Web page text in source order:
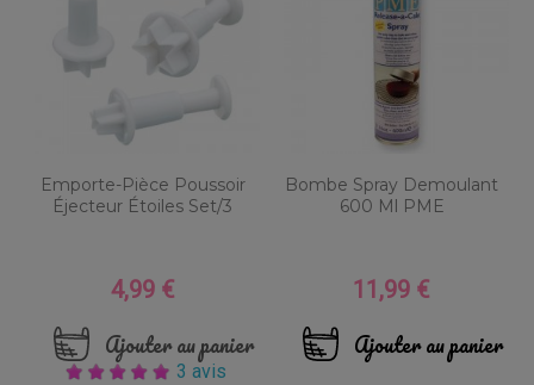
Emporte-Pièce Poussoir
Éjecteur Étoiles Set/3
Prix
4,99 €
Ajouter au panier
3 avis
Bombe Spray Demoulant
600 Ml PME
Prix
11,99 €
Ajouter au panier